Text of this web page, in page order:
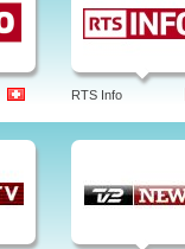
RTS Info